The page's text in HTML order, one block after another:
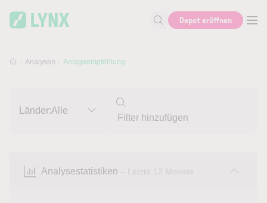
Suche nach Aktie, Autor...
Depot eröffnen
Analysen Anlageempfehlung
Länder:Alle
Analysestatistiken – Letzte 12 Monate